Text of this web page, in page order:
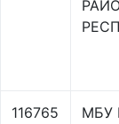
116765
МБУ